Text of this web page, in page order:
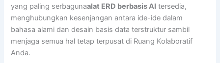
yang paling serbagunaalat ERD berbasis AI tersedia,
menghubungkan kesenjangan antara ide-ide dalam
bahasa alami dan desain basis data terstruktur sambil
menjaga semua hal tetap terpusat di Ruang Kolaboratif
Anda.